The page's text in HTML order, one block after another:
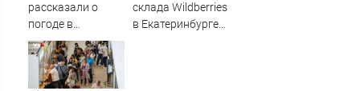
рассказали о
погоде в
Кировской
области на 7
августа
склада Wildberries
в Екатеринбурге